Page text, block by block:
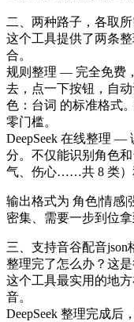
二、两种路子，各取
这个工具提供了两条
合。
规则整理 — 完全免费
去，点一下按钮，自
色：台词 的标准格式
零门槛。
DeepSeek 在线整理 —
分。不仅能识别角色
气、伤心……共 8 类）
输出格式为 角色|情感
密集、需要一步到位
三、支持音谷配音json
整理完了怎么办？这
这个工具最实用的地
音。
DeepSeek 整理完成后